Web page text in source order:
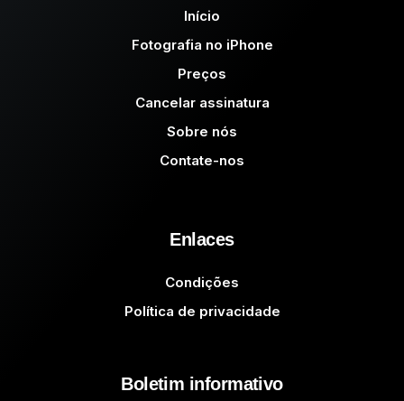
Início
Fotografia no iPhone
Preços
Cancelar assinatura
Sobre nós
Contate-nos
Enlaces
Condições
Política de privacidade
Boletim informativo